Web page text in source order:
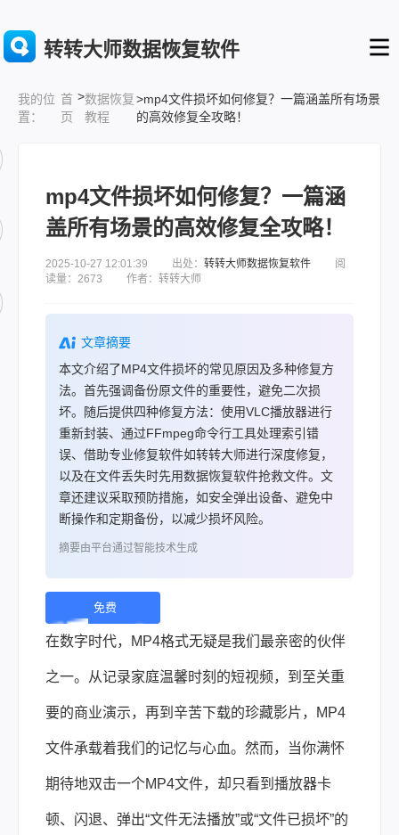
转转大师数据恢复软件
我的位
置：
首
页
>数据恢复
教程
>mp4文件损坏如何修复？一篇涵盖所有场景
的高效修复全攻略！
mp4文件损坏如何修复？一篇涵
盖所有场景的高效修复全攻略！
2025-10-27 12:01:39 出处： 转转大师数据恢复软件 阅
读量：2673 作者：转转大师
文章摘要
本文介绍了MP4文件损坏的常见原因及多种修复方
法。首先强调备份原文件的重要性，避免二次损
坏。随后提供四种修复方法：使用VLC播放器进行
重新封装、通过FFmpeg命令行工具处理索引错
误、借助专业修复软件如转转大师进行深度修复，
以及在文件丢失时先用数据恢复软件抢救文件。文
章还建议采取预防措施，如安全弹出设备、避免中
断操作和定期备份，以减少损坏风险。
摘要由平台通过智能技术生成
免费
下
载 |
在数字时代，MP4格式无疑是我们最亲密的伙伴
之一。从记录家庭温馨时刻的短视频，到至关重
要的商业演示，再到辛苦下载的珍藏影片，MP4
文件承载着我们的记忆与心血。然而，当你满怀
期待地双击一个MP4文件，却只看到播放器卡
顿、闪退、弹出“文件无法播放”或“文件已损坏”的